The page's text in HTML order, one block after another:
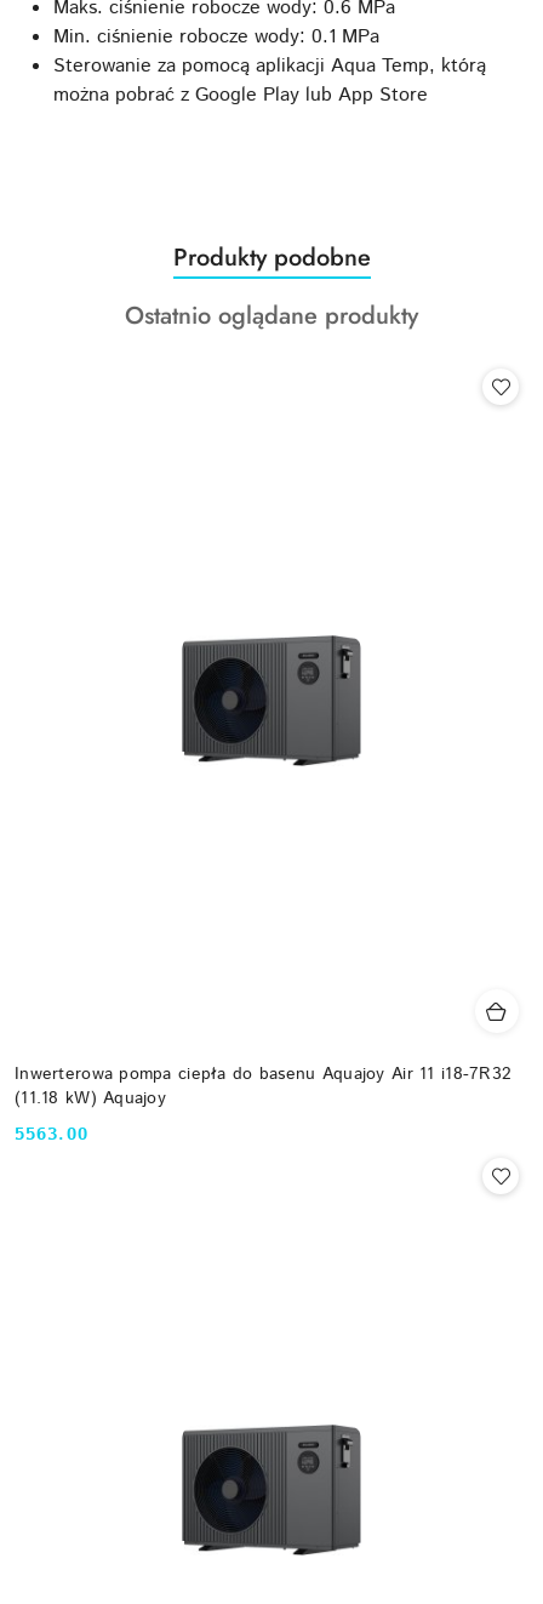
Maks. ciśnienie robocze wody: 0.6 MPa
Min. ciśnienie robocze wody: 0.1 MPa
Sterowanie za pomocą aplikacji Aqua Temp, którą
można pobrać z Google Play lub App Store
Pomiń karuzelę produktów
Produkty
o
statusie:
Produkty podobne
Produkty
Ostatnio oglądane produkty
Inwerterowa pompa ciepła do basenu Aquajoy Air 11 i18-7R32
(11.18 kW) Aquajoy
Cena:
5563.00